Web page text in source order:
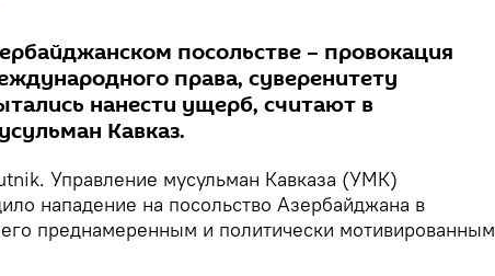
посольстве – провокация
права, суверенитету
нанести ущерб, считают в
Кавказ.
Управление мусульман Кавказа (УМК)
нападение на посольство Азербайджана в
преднамеренным и политически мотивированным